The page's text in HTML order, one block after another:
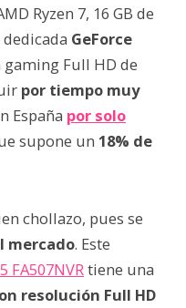
Ryzen 7, 16 GB de
dedicada GeForce
Full HD de
por tiempo muy
España por solo
supone un 18% de
chollazo, pues se
mercado. Este
FA507NVR tiene una
resolución Full HD